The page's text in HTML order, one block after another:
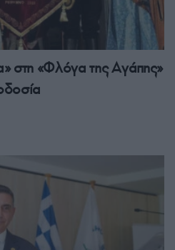
στη «Φλόγα της Αγάπης»